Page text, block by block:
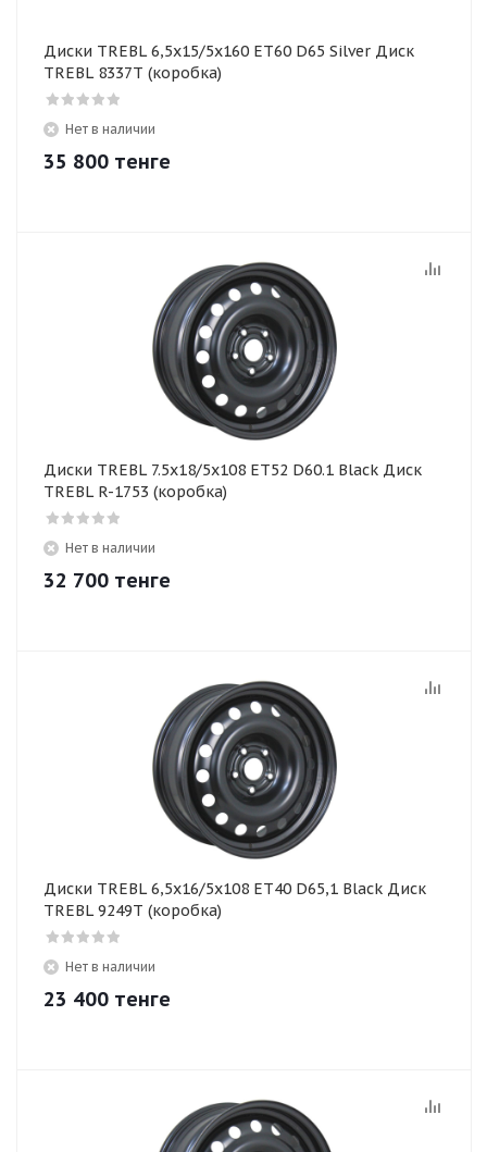
Диски TREBL 6,5х15/5х160 ЕТ60 D65 Silver Диск
TREBL 8337T (коробка)
Нет в наличии
35 800 тенге
Диски TREBL 7.5x18/5x108 ET52 D60.1 Black Диск
TREBL R-1753 (коробка)
Нет в наличии
32 700 тенге
Диски TREBL 6,5х16/5х108 ЕТ40 D65,1 Black Диск
TREBL 9249Т (коробка)
Нет в наличии
23 400 тенге